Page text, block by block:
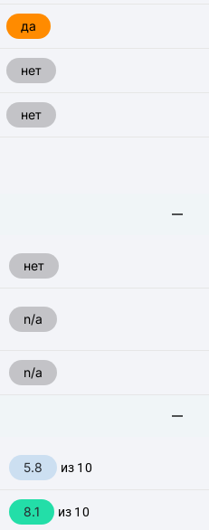
да
нет
нет
нет
n/a
n/a
5.8 из 10
8.1 из 10